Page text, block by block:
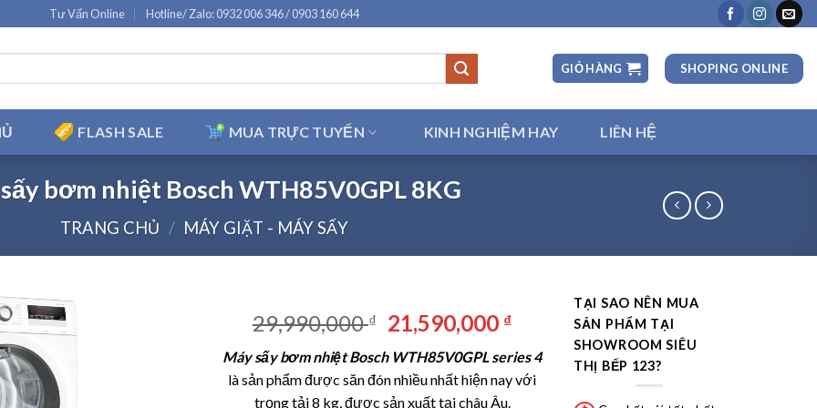
Tư Vấn Online Hotline/ Zalo: 0932 006 346 / 0903 160 644
GIỎ HÀNG SHOPING ONLINE
FLASH SALE MUA TRỰC TUYẾN KINH NGHIỆM HAY LIÊN HỆ
bơm nhiệt Bosch WTH85V0GPL 8KG
TRANG CHỦ / MÁY GIẶT - MÁY SẤY
29,990,000₫
Giá
gốc
là:
29,990,000 ₫.
21,590,000 ₫Giá
tại
là:
Máy sấy bơm nhiệt Bosch WTH85V0GPL series 4
là sản phẩm được săn đón nhiều nhất hiện nay với
trọng tải 8 kg, được sản xuất tại châu Âu.
TẠI SAO NÊN MUA
SẢN PHẨM TẠI
SHOWROOM SIÊU
THỊ BẾP 123?